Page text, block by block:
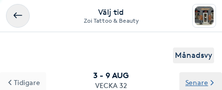
Välj tid
Zoi Tattoo & Beauty
Månadsvy
3 - 9 AUG
VECKA 32
Tidigare Senare